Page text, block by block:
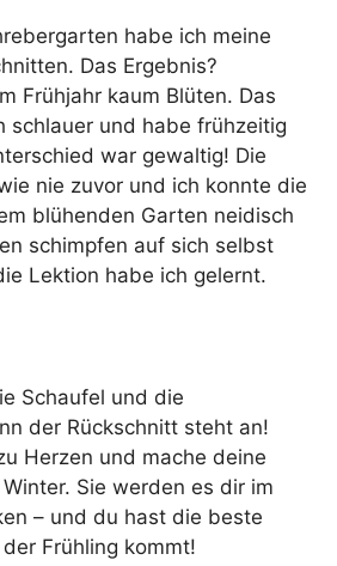
habe ich meine
Das Ergebnis?
Frühjahr kaum Blüten. Das
schlauer und habe frühzeitig
war gewaltig! Die
nie zuvor und ich konnte die
blühenden Garten neidisch
schimpfen auf sich selbst
Lektion habe ich gelernt.
Schaufel und die
der Rückschnitt steht an!
Herzen und mache deine
Sie werden es dir im
– und du hast die beste
Frühling kommt!